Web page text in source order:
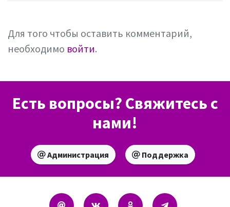
Для того чтобы оставить комментарий,
необходимо войти.
Есть вопросы? Свяжитесь с
нами!
Администрация Поддержка